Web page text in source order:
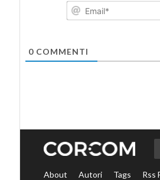
0COMMENTI
About Autori Tags Rss